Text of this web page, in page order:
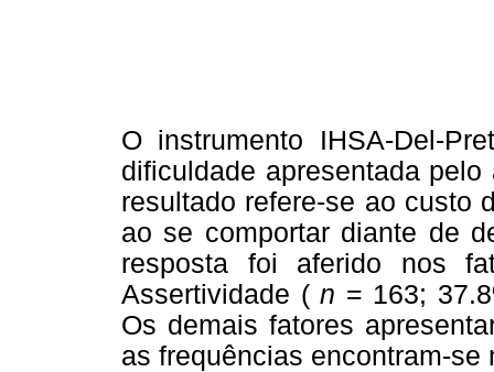
O instrumento IHSA-Del-
dificuldade apresentada
resultado refere-se ao custo
ao se comportar diante de
resposta foi aferido nos
Assertividade (n = 163;
Os demais fatores
as frequências encontram-se